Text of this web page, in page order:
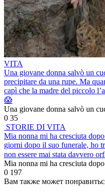
VITA
Una giovane donna salvò un
precipitare da una rupe. Ma
capì che la madre del piccolo
😱
Una giovane donna salvò un
0 35
STORIE DI VITA
Mia nonna mi ha cresciuta
giorni dopo il suo funerale, ho
non essere mai stata davvero
Mia nonna mi ha cresciuta
0 197
Вам также может